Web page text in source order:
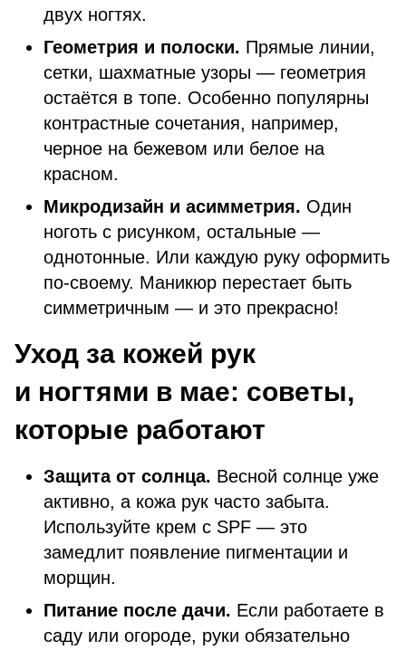
двух ногтях.
Геометрия и полоски. Прямые линии,
сетки, шахматные узоры — геометрия
остаётся в топе. Особенно популярны
контрастные сочетания, например,
черное на бежевом или белое на
красном.
Микродизайн и асимметрия. Один
ноготь с рисунком, остальные —
однотонные. Или каждую руку оформить
по-своему. Маникюр перестает быть
симметричным — и это прекрасно!
Уход за кожей рук
и ногтями в мае: советы,
которые работают
Защита от солнца. Весной солнце уже
активно, а кожа рук часто забыта.
Используйте крем с SPF — это
замедлит появление пигментации и
морщин.
Питание после дачи. Если работаете в
саду или огороде, руки обязательно